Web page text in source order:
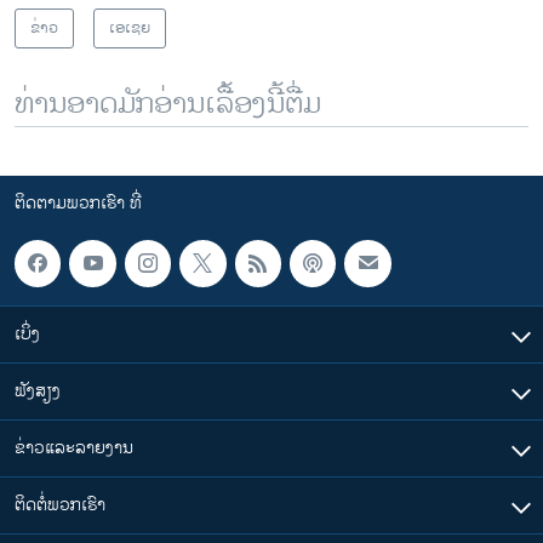
ຂ່າວ ເອເຊຍ
ທ່ານອາດມັກອ່ານເລື້ອງນີ້ຕື່ມ
ຕິດຕາມພວກເຮົາ ທີ່
ເບິ່ງ
ຟັງສຽງ
ຂ່າວແລະລາຍງານ
ຕິດຕໍ່ພວກເຮົາ